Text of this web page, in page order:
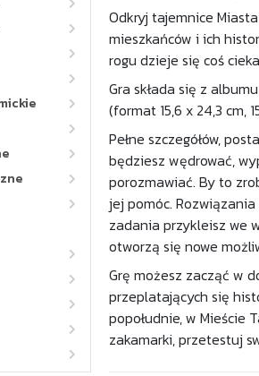
Odkryj tajemnice
mieszkańców i ich
rogu dzieje się coś
Gra składa się z
(format 15,6 x 24,3 cm,
Pełne szczegółów,
będziesz wędrować,
porozmawiać. By to
jej pomóc.
zadania przykleisz we
otworzą się nowe
Grę możesz zacząć w
przeplatających się
popołudnie, w Mieście
zakamarki, przetestuj